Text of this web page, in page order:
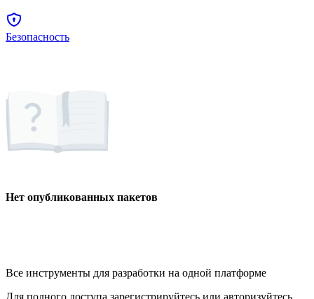
Безопасность
Нет опубликованных пакетов
Все инструменты для разработки на одной платформе
Для полного доступа зарегистрируйтесь или авторизуйтесь